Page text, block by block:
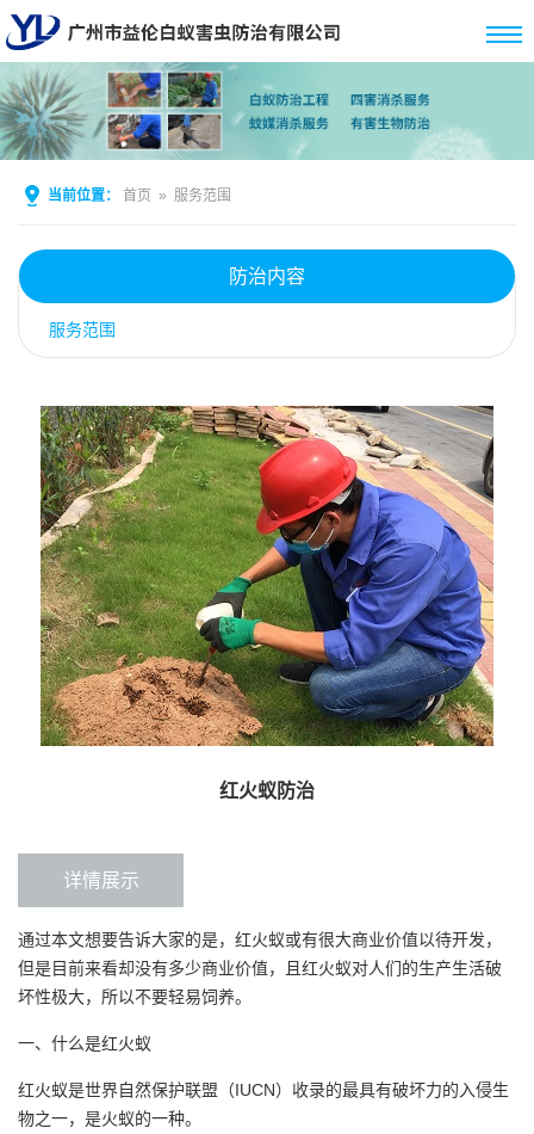
当前位置： 首页 » 服务范围
防治内容
服务范围
红火蚁防治
详情展示
通过本文想要告诉大家的是，红火蚁或有很大商业价值以待开发，
但是目前来看却没有多少商业价值，且红火蚁对人们的生产生活破
坏性极大，所以不要轻易饲养。
一、什么是红火蚁
红火蚁是世界自然保护联盟（IUCN）收录的最具有破坏力的入侵生
物之一，是火蚁的一种。